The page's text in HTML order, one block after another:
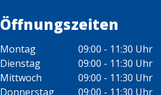
Öffnungszeiten
Montag
Dienstag
Mittwoch
Donnerstag
09:00 - 11:30 Uhr
09:00 - 11:30 Uhr
09:00 - 11:30 Uhr
09:00 - 11:30 Uhr